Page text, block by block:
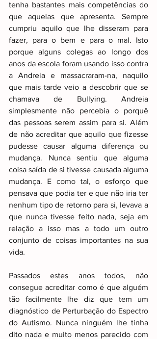
tenha bastantes mais competências do
que aquelas que apresenta. Sempre
cumpriu aquilo que lhe disseram para
fazer, para o bem e para o mal. Isto
porque alguns colegas ao longo dos
anos da escola foram usando isso contra
a Andreia e massacraram-na, naquilo
que mais tarde veio a descobrir que se
chamava de Bullying. Andreia
simplesmente não percebia o porquê
das pessoas serem assim para si. Além
de não acreditar que aquilo que fizesse
pudesse causar alguma diferença ou
mudança. Nunca sentiu que alguma
coisa saída de si tivesse causada alguma
mudança. E como tal, o esforço que
pensava que podia ter e que não iria ter
nenhum tipo de retorno para si, levava a
que nunca tivesse feito nada, seja em
relação a isso mas a todo um outro
conjunto de coisas importantes na sua
vida.
Passados estes anos todos, não
consegue acreditar como é que alguém
tão facilmente lhe diz que tem um
diagnóstico de Perturbação do Espectro
do Autismo. Nunca ninguém lhe tinha
dito nada e muito menos parecido com